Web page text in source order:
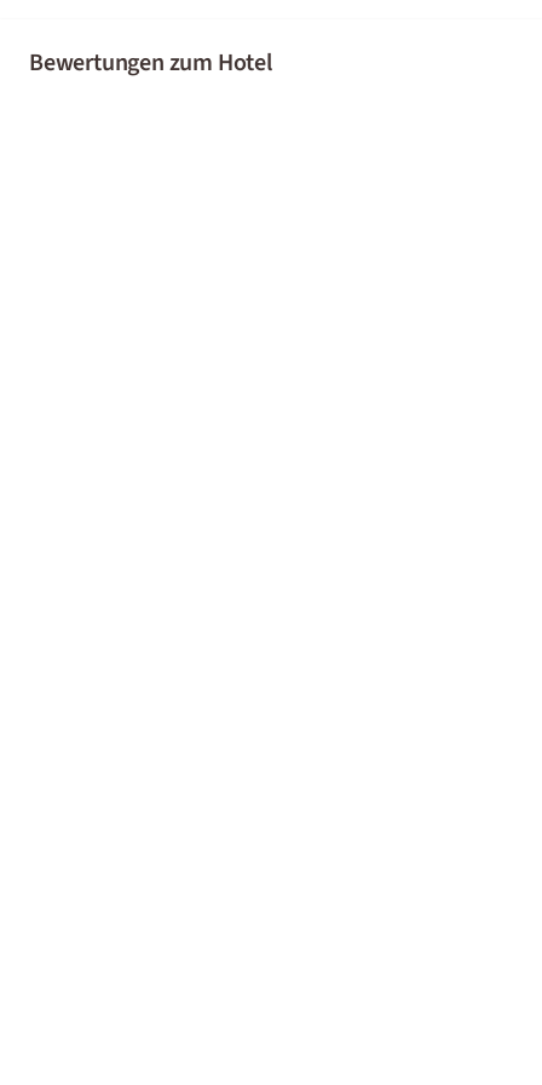
Bewertungen zum Hotel